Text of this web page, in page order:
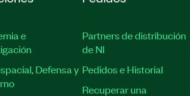
e
Defensa y
Partners de distribución
de NI
Pedidos e Historial
Recuperar una